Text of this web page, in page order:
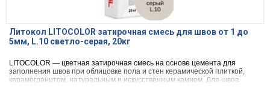
Литокол LITOCOLOR затирочная смесь для швов от 1 до
5мм, L.10 светло-серая, 20кг
LITOCOLOR — цветная затирочная смесь на основе цемента для
заполнения швов при облицовке пола и стен керамической плиткой,
керамогранитом, натуральным и искусственным камнем. Для швов